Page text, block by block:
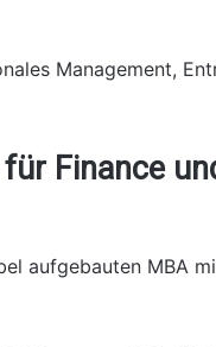
Management,
Finance
aufgebauten MBA